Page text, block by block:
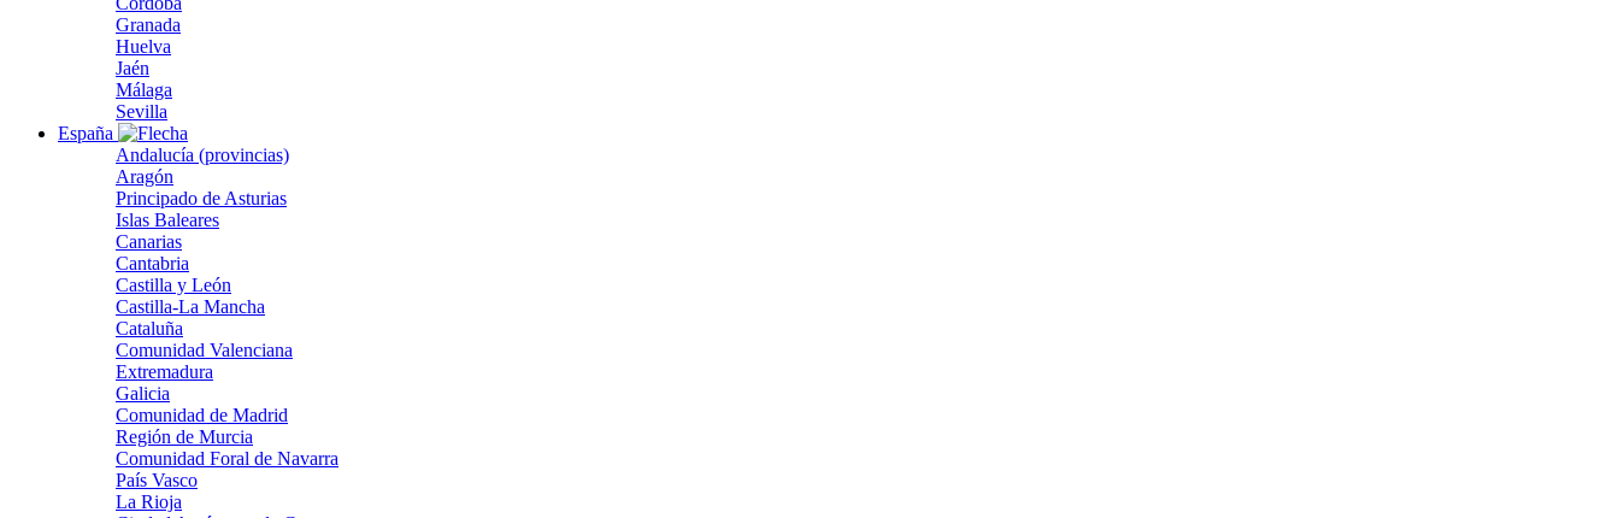
Granada
Huelva
Jaén
Málaga
Sevilla
España
Andalucía (provincias)
Aragón
Principado de Asturias
Islas Baleares
Canarias
Cantabria
Castilla y León
Castilla-La Mancha
Cataluña
Comunidad Valenciana
Extremadura
Galicia
Comunidad de Madrid
Región de Murcia
Comunidad Foral de Navarra
País Vasco
La Rioja